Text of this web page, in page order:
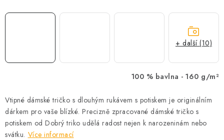
100 % bavlna - 160 g/m²
Vtipné dámské tričko s dlouhým rukávem s potiskem je originálním
dárkem pro vaše blízké. Precizně zpracované dámské tričko s
potiskem od Dobrý triko udělá radost nejen k narozeninám nebo
svátku. Více informací
+ další (10)